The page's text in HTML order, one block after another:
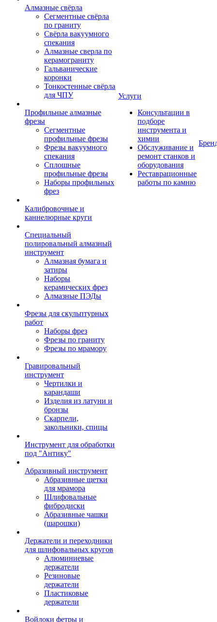
Алмазные свёрла
Сегментные свёрла
по граниту
Свёрла вакуумного
спекания
Алмазные сверла по
керамограниту
Гальванические
коронки
Тонкостенные свёрла
для ЧПУ
Профильные алмазные
фрезы
Сегментные
профильные фрезы
Фрезы вакуумного
спекания
Сплошные
профильные фрезы
Наборы профильных
фрез
Калибровочные и
каннелюрные круги
Специальный
полировальный алмазный
инструмент
Алмазная бумага и
затиры
Наборы
керамических фрез
Алмазные ПЭДы
Фрезы для скульптурных
работ
Наборы фрез
Фрезы по граниту
Фрезы по мрамору
Гравировальный
инструмент
Чертилки и
карандаши
Изделия из латуни и
бронзы
Скарпели,
закольники, спицы
Инструмент для обработки
под "Антику"
Абразивный инструмент
Абразивные щетки
для мрамора
Шлифовальные
фибродиски
Абразивные чашки
(шарошки)
Держатели и переходники
для шлифовальных кругов
Алюминиевые
держатели
Резиновые
держатели
Пластиковые
держатели
Войлоки фетры и
Услуги
Консультации в
подборе
инструмента и
химии
Обслуживание и
ремонт станков и
оборудования
Реставрационные
работы по камню